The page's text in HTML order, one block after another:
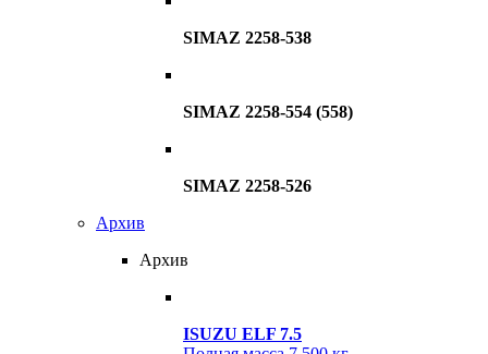
SIMAZ 2258-538
SIMAZ 2258-554 (558)
SIMAZ 2258-526
Архив
Архив
ISUZU ELF 7.5